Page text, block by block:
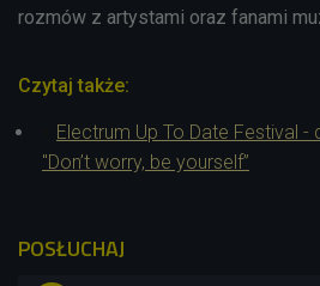
rozmów z artystami oraz fanami
Czytaj także:
Electrum Up To Date Festival
"Don’t worry, be yourself”
POSŁUCHAJ